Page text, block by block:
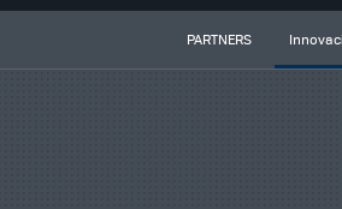
PARTNERS